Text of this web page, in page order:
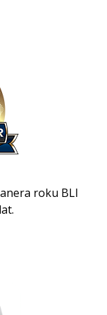
roku BLI